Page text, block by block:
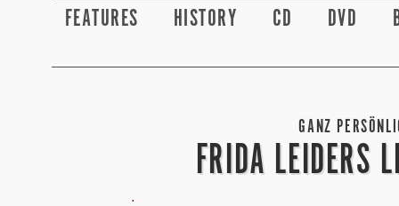
FEATURES HISTORY CD DVD
GANZ
FRIDA LEIDERS
.